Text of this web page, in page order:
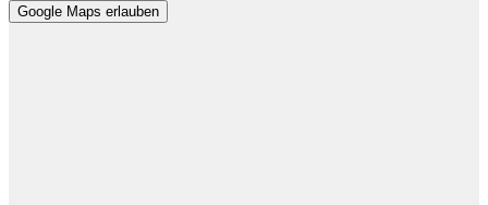
Google Maps erlauben